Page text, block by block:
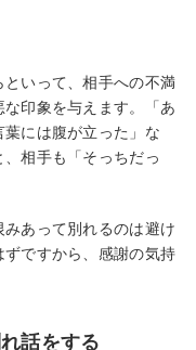
いって、相手への不満
印象を与えます。「あ
には腹が立った」な
相手も「そっちだっ
あって別れるのは避け
ですから、感謝の気持
話をする